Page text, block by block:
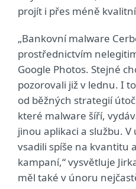
projít i přes méně
„Bankovní malware
prostřednictvím
Google Photos. Stejné
pozorovali již v lednu. I
od běžných strategií
které malware šíří,
jinou aplikaci a službu.
vsadili spíše na kvantitu
kampaní,“ vysvětluje
měl také v únoru